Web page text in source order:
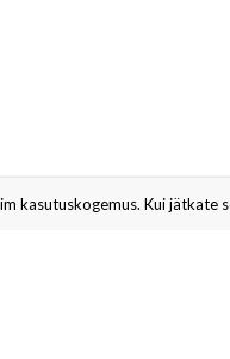
kasutuskogemus. Kui jätkate